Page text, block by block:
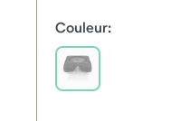
Couleur: